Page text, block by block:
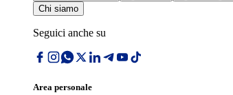
Chi siamo
Seguici anche su
Area personale